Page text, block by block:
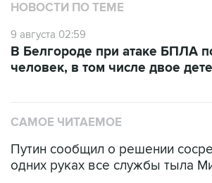
НОВОСТИ ПО ТЕМЕ
9 августа 02:59
В Белгороде при атаке БПЛА
человек, в том числе двое
САМОЕ ЧИТАЕМОЕ
Путин сообщил о решении
одних руках все службы тыла